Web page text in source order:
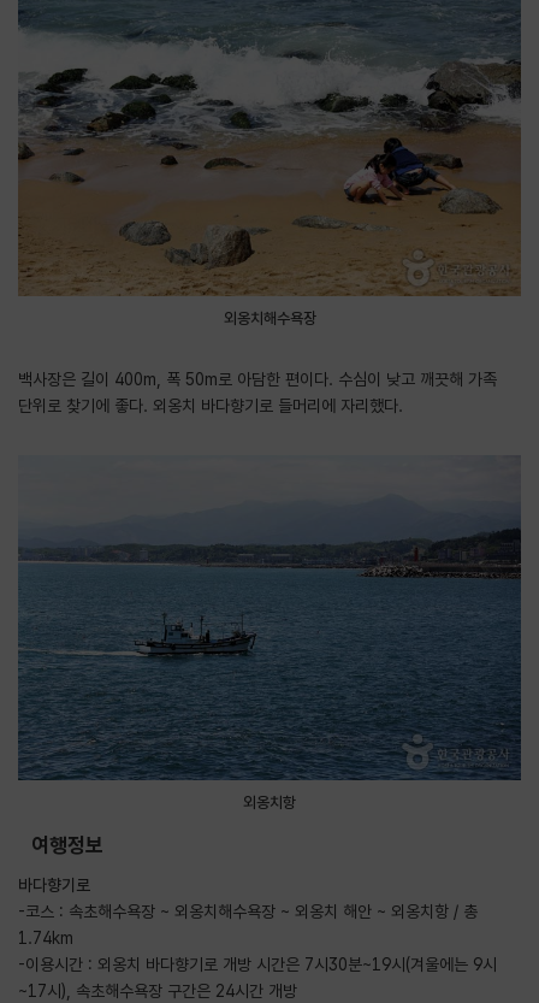
외옹치해수욕장
백사장은 길이 400m, 폭 50m로 아담한 편이다. 수심이 낮고 깨끗해 가족
단위로 찾기에 좋다. 외옹치 바다향기로 들머리에 자리했다.
외옹치항
여행정보
바다향기로
-코스 : 속초해수욕장 ~ 외옹치해수욕장 ~ 외옹치 해안 ~ 외옹치항 / 총
1.74km
-이용시간 : 외옹치 바다향기로 개방 시간은 7시30분~19시(겨울에는 9시
~17시), 속초해수욕장 구간은 24시간 개방